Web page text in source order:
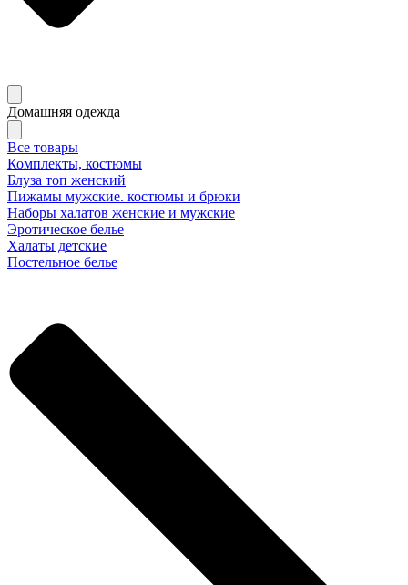
Домашняя одежда
Все товары
Комплекты, костюмы
Блуза топ женский
Пижамы мужские. костюмы и брюки
Наборы халатов женские и мужские
Эротическое белье
Халаты детские
Постельное белье